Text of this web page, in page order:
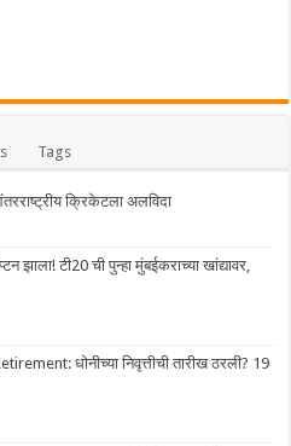
Tags
क्रिकेटला अलविदा
झाला! टी20 ची पुन्हा मुंबईकराच्या खांद्यावर,
धोनीच्या निवृत्तीची तारीख ठरली? 19